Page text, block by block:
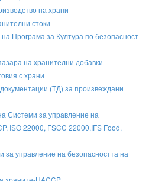
на храни
стоки
Програма за Култура по безопасност
на хранителни добавки
с храни
(ТД) за произвеждани
Системи за управление на
ISO 22000, FSCC 22000,IFS Food,
управление на безопасността на